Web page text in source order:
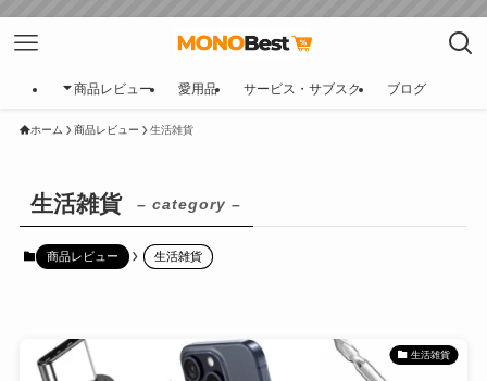
商品レビュー 愛用品 サービス・サブスク ブログ
ホーム 商品レビュー 生活雑貨
生活雑貨 – category –
商品レビュー 生活雑貨
生活雑貨